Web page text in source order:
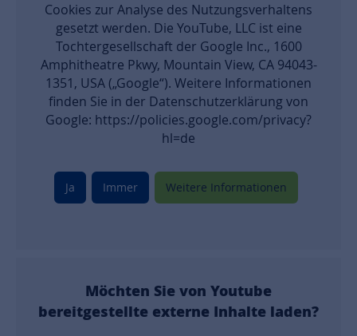
Cookies zur Analyse des Nutzungsverhaltens
gesetzt werden. Die YouTube, LLC ist eine
Tochtergesellschaft der Google Inc., 1600
Amphitheatre Pkwy, Mountain View, CA 94043-
1351, USA („Google“). Weitere Informationen
finden Sie in der Datenschutzerklärung von
Google: https://policies.google.com/privacy?
hl=de
Ja Immer Weitere Informationen
Möchten Sie von Youtube
bereitgestellte externe Inhalte laden?